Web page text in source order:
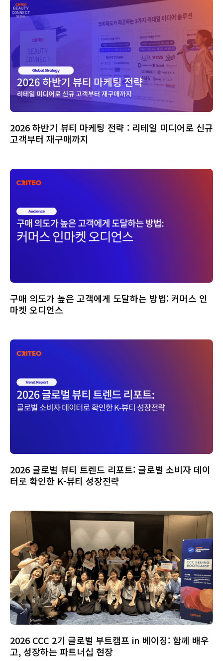
2026 하반기 뷰티 마케팅 전략 : 리테일 미디어로 신규
고객부터 재구매까지
구매 의도가 높은 고객에게 도달하는 방법: 커머스 인
마켓 오디언스
2026 글로벌 뷰티 트렌드 리포트: 글로벌 소비자 데이
터로 확인한 K-뷰티 성장전략
2026 CCC 2기 글로벌 부트캠프 in 베이징: 함께 배우
고, 성장하는 파트너십 현장